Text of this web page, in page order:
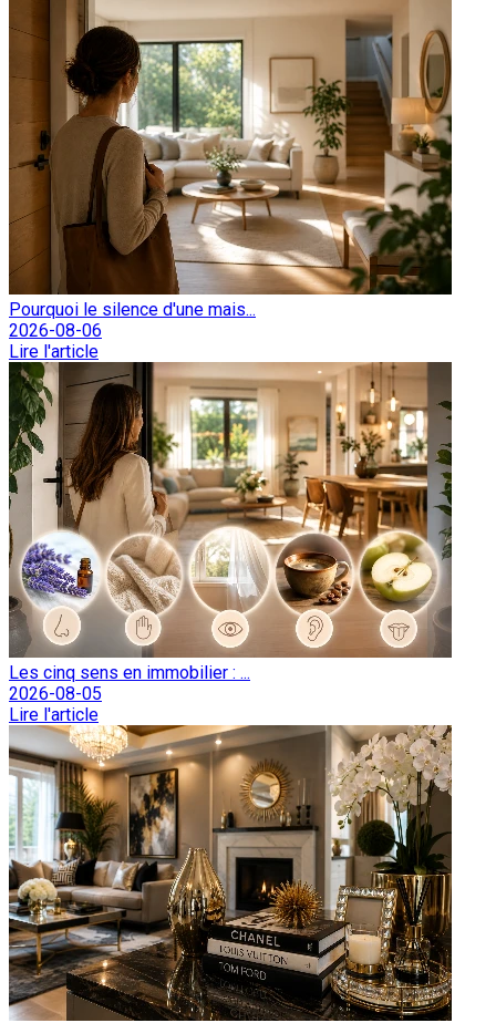
Pourquoi le silence d'une mais...
2026-08-06
Lire l'article
Les cinq sens en immobilier : ...
2026-08-05
Lire l'article